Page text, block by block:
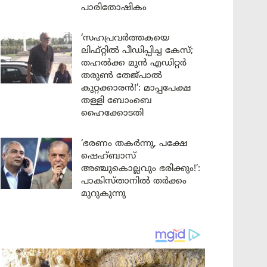
പാരിതോഷികം
‘സഹപ്രവർത്തകയെ
ലിഫ്റ്റിൽ പീഡിപ്പിച്ച കേസ്;
തഹൽക്ക മുൻ എഡിറ്റർ
തരുൺ തേജ്പാൽ
കുറ്റക്കാരൻ!’: മാപ്പപേക്ഷ
തള്ളി ബോംബെ
ഹൈക്കോടതി
‘ഭരണം തകർന്നു, പക്ഷേ
ഷെഹ്ബാസ്
അഞ്ചുകൊല്ലവും ഭരിക്കും!’:
പാകിസ്താനിൽ തർക്കം
മുറുകുന്നു